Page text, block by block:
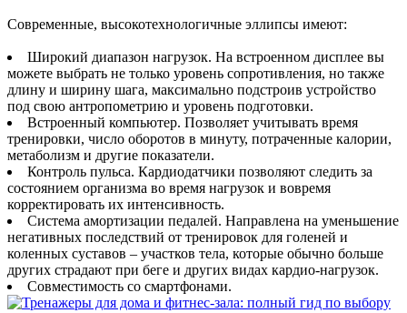
Современные, высокотехнологичные эллипсы имеют:
Широкий диапазон нагрузок. На встроенном дисплее вы
можете выбрать не только уровень сопротивления, но также
длину и ширину шага, максимально подстроив устройство
под свою антропометрию и уровень подготовки.
Встроенный компьютер. Позволяет учитывать время
тренировки, число оборотов в минуту, потраченные калории,
метаболизм и другие показатели.
Контроль пульса. Кардиодатчики позволяют следить за
состоянием организма во время нагрузок и вовремя
корректировать их интенсивность.
Система амортизации педалей. Направлена на уменьшение
негативных последствий от тренировок для голеней и
коленных суставов – участков тела, которые обычно больше
других страдают при беге и других видах кардио-нагрузок.
Совместимость со смартфонами.